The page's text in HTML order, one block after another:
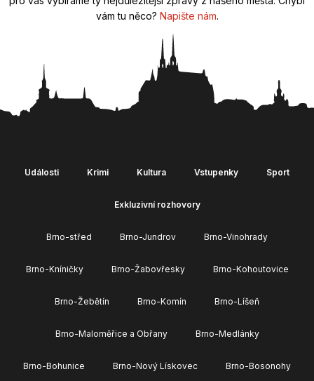
vám tu něco? Napište nám.
Události Krimi Kultura Vstupenky Sport
Exkluzivní rozhovory
Brno-střed Brno-Jundrov Brno-Vinohrady
Brno-Kníničky Brno-Žabovřesky Brno-Kohoutovice
Brno-Žebětín Brno-Komín Brno-Líšeň
Brno-Maloměřice a Obřany Brno-Medlánky
Brno-Bohunice Brno-Nový Lískovec Brno-Bosonohy